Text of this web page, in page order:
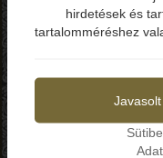
-Teljes hossz:
-Penge anyag:
-Penge
-Zárszerkezet:
hirdetések és
tartalomméréshez